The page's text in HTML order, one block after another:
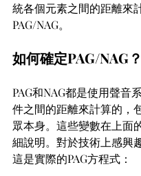
統各個元素之間的距離來
PAG/NAG。
如何確定PAG/NAG？
PAG和NAG都是使用聲音
件之間的距離來計算的，
眾本身。這些變數在上面
細說明。對於技術上感興
這是實際的PAG方程式：